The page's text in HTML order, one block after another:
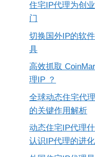
住宅IP代理为创
门
切换国外IP的软
具
高效抓取
理IP ？
全球动态住宅代
的关键作用解析
动态住宅IP代理
认识IP代理的进